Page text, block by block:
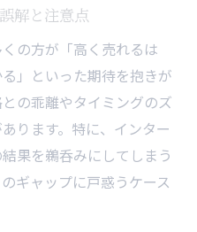
解と注意点
の方が「高く売れるは
」といった期待を抱きが
の乖離やタイミングのズ
ります。特に、インター
果を鵜呑みにしてしまう
ギャップに戸惑うケース